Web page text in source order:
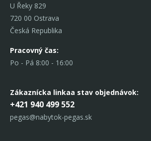
U Řeky 829
720 00 Ostrava
Česká Republika
Pracovný čas:
Po - Pá 8:00 - 16:00
Zákaznícka linkaa stav objednávok:
+421 940 499 552
pegas@nabytok-pegas.sk